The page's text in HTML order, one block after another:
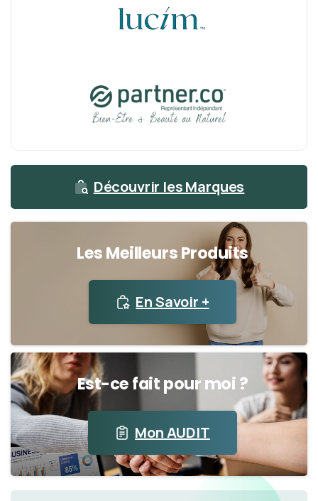
Découvrir les Marques
Les Meilleurs Produits
En Savoir +
Est-ce fait pour moi ?
Mon AUDIT